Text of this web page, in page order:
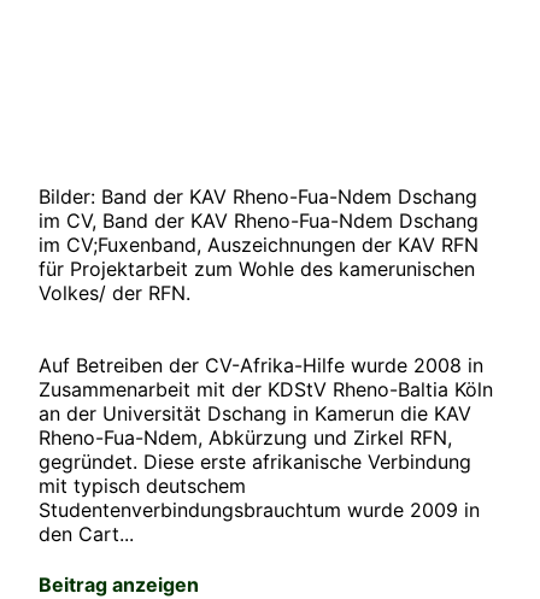
Bilder: Band der KAV Rheno-Fua-Ndem Dschang
im CV, Band der KAV Rheno-Fua-Ndem Dschang
im CV;Fuxenband, Auszeichnungen der KAV RFN
für Projektarbeit zum Wohle des kamerunischen
Volkes/ der RFN.
Auf Betreiben der CV-Afrika-Hilfe wurde 2008 in
Zusammenarbeit mit der KDStV Rheno-Baltia Köln
an der Universität Dschang in Kamerun die KAV
Rheno-Fua-Ndem, Abkürzung und Zirkel RFN,
gegründet. Diese erste afrikanische Verbindung
mit typisch deutschem
Studentenverbindungsbrauchtum wurde 2009 in
den Cart...
Beitrag anzeigen